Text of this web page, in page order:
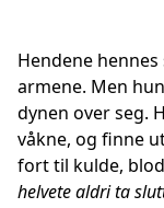
Hendene
armene. Men
dynen over seg.
våkne, og finne
fort til kulde,
helvete aldri ta